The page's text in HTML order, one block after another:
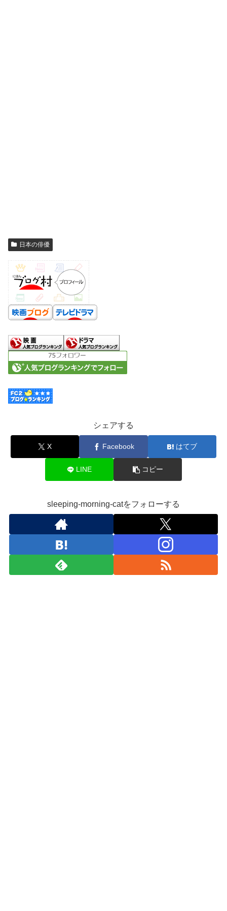
日本の俳優
シェアする
X Facebook はてブ
LINE コピー
sleeping-morning-catをフォローする